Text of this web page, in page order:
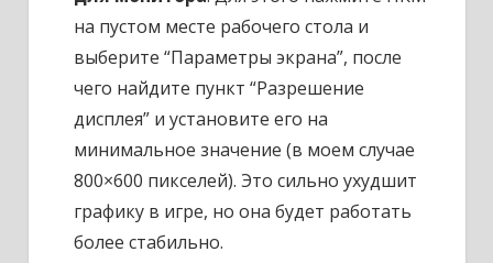
на пустом месте рабочего стола и
выберите “Параметры экрана”, после
чего найдите пункт “Разрешение
дисплея” и установите его на
минимальное значение (в моем случае
800×600 пикселей). Это сильно ухудшит
графику в игре, но она будет работать
более стабильно.